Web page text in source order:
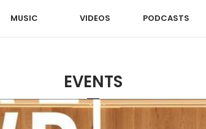
MUSIC VIDEOS PODCASTS
EVENTS